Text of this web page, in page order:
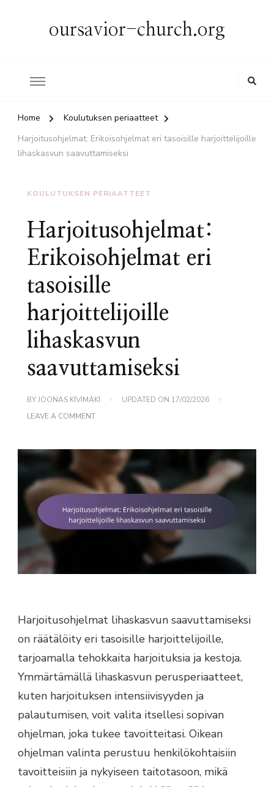
oursavior-church.org
Home
Koulutuksen periaatteet
Harjoitusohjelmat: Erikoisohjelmat eri tasoisille harjoittelijoille
lihaskasvun saavuttamiseksi
KOULUTUKSEN PERIAATTEET
Harjoitusohjelmat:
Erikoisohjelmat eri
tasoisille
harjoittelijoille
lihaskasvun
saavuttamiseksi
BYJOONAS KIVIMÄKI UPDATED ON 17/02/2026
LEAVE A COMMENTON
TASOISILLE
HARJOITTELIJOILLE
LIHASKASVUN
SAAVUTTAMISEKSI
Harjoitusohjelmat lihaskasvun saavuttamiseksi
on räätälöity eri tasoisille harjoittelijoille,
tarjoamalla tehokkaita harjoituksia ja kestoja.
Ymmärtämällä lihaskasvun perusperiaatteet,
kuten harjoituksen intensiivisyyden ja
palautumisen, voit valita itsellesi sopivan
ohjelman, joka tukee tavoitteitasi. Oikean
ohjelman valinta perustuu henkilökohtaisiin
tavoitteisiin ja nykyiseen taitotasoon, mikä